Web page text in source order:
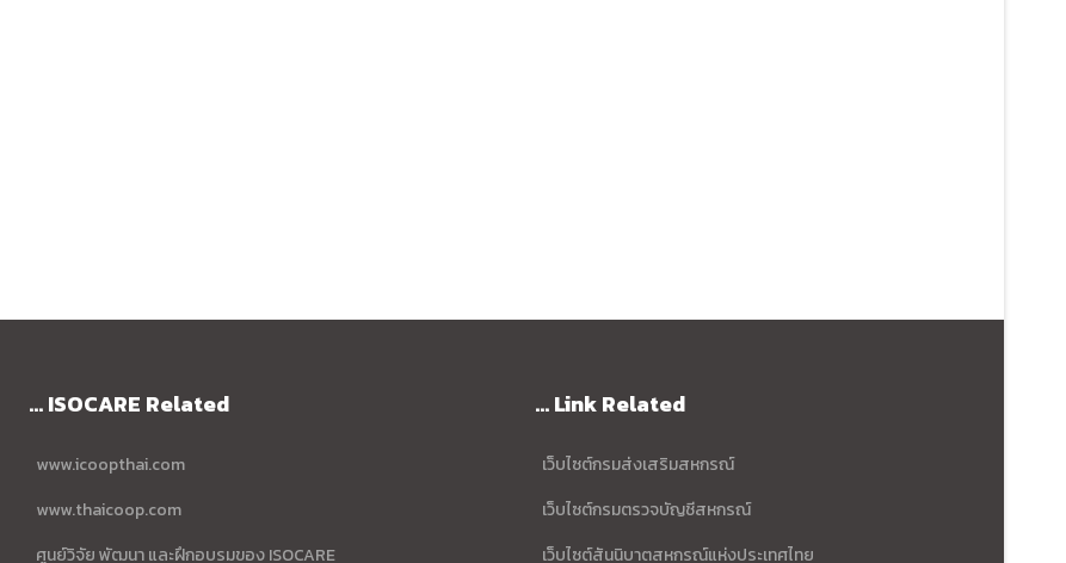
... ISOCARE Related
www.icoopthai.com
www.thaicoop.com
ศูนย์วิจัย พัฒนา และฝึกอบรมของ ISOCARE
... Link Related
เว็บไซต์กรมส่งเสริมสหกรณ์
เว็บไซต์กรมตรวจบัญชีสหกรณ์
เว็บไซต์สันนิบาตสหกรณ์แห่งประเทศไทย